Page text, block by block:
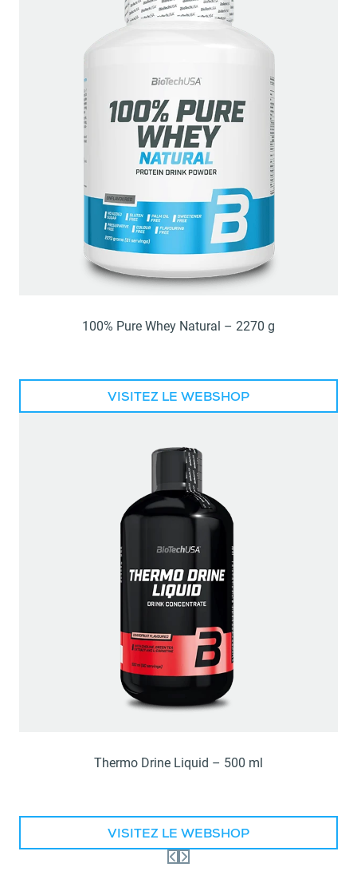
100% Pure Whey Natural – 2270 g
VISITEZ LE WEBSHOP
Thermo Drine Liquid – 500 ml
VISITEZ LE WEBSHOP